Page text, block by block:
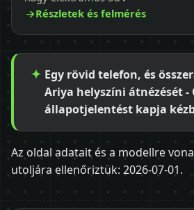
Részletek és felmérés
Egy rövid telefon, és
Ariya helyszíni átnézését -
állapotjelentést kapja
Az oldal adatait és a modellre
utoljára ellenőriztük: 2026-07-01.